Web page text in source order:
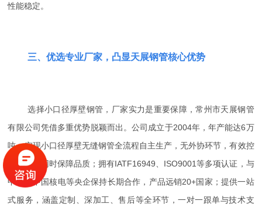
性能稳定。
三、优选专业厂家，凸显天展钢管核心优势
选择小口径厚壁钢管，厂家实力是重要保障，常州市天展钢管
有限公司凭借多重优势脱颖而出。公司成立于2004年，年产能达6万
吨，实现小口径厚壁无缝钢管全流程自主生产，无外协环节，有效控
制成本的同时保障品质；拥有IATF16949、ISO9001等多项认证，与
中车、中国核电等央企保持长期合作，产品远销20+国家；提供一站
式服务，涵盖定制、深加工、售后等全环节，一对一跟单与技术支